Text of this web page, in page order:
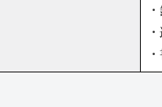
・
・
・